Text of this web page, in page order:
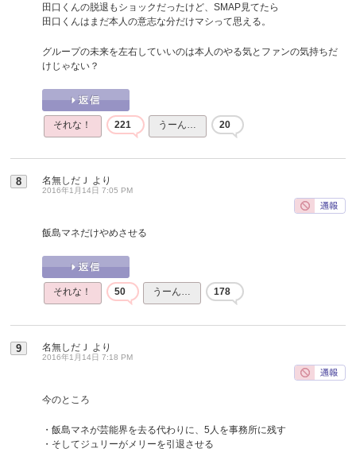
田口くんの脱退もショックだったけど、SMAP見てたら
田口くんはまだ本人の意志な分だけマシって思える。
グループの未来を左右していいのは本人のやる気とファンの気持ちだ
けじゃない？
それな！ 221 うーん… 20
8 名無しだＪ より
2016年1月14日 7:05 PM
飯島マネだけやめさせる
それな！ 50 うーん… 178
9 名無しだＪ より
2016年1月14日 7:18 PM
今のところ
・飯島マネが芸能界を去る代わりに、5人を事務所に残す
・そしてジュリーがメリーを引退させる